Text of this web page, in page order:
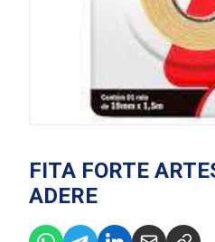
FITA FORTE
ADERE